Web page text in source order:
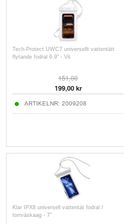
Tech-Protect UWC7 universellt vattentätt
flytande fodral 6.9" - Vit
151,00
199,00kr
ARTIKELNR: 2009208
Klar IPX8 universell vattentät fodral /
torrväskaag - 7"